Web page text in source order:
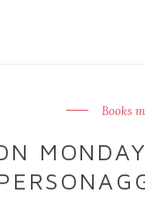
Books